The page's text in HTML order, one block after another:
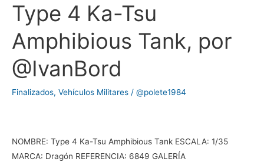
Type 4 Ka-Tsu
Amphibious Tank, por
@IvanBord
Finalizados, Vehículos Militares / @polete1984
NOMBRE: Type 4 Ka-Tsu Amphibious Tank ESCALA: 1/35
MARCA: Dragón REFERENCIA: 6849 GALERÍA
Type
Ka-
Tsu
Amphibious
Tank,
por